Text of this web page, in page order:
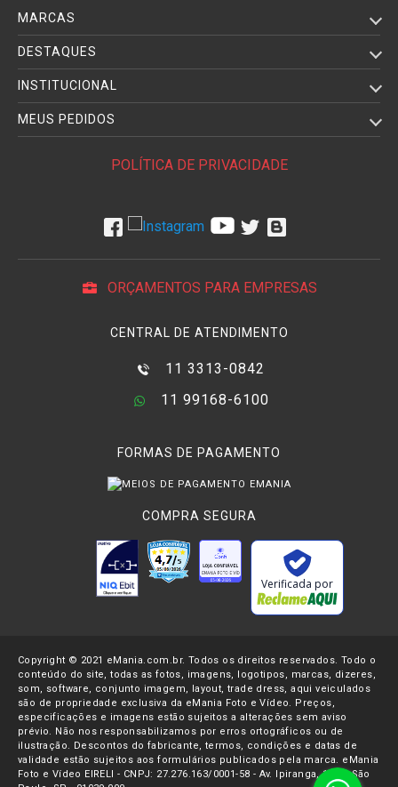
MARCAS
DESTAQUES
INSTITUCIONAL
MEUS PEDIDOS
POLÍTICA DE PRIVACIDADE
ORÇAMENTOS PARA EMPRESAS
CENTRAL DE ATENDIMENTO
11 3313-0842
11 99168-6100
FORMAS DE PAGAMENTO
COMPRA SEGURA
Verificada por
Copyright © 2021 eMania.com.br. Todos os direitos reservados. Todo o
conteúdo do site, todas as fotos, imagens, logotipos, marcas, dizeres,
som, software, conjunto imagem, layout, trade dress, aqui veiculados
são de propriedade exclusiva da eMania Foto e Vídeo. Preços,
especificações e imagens estão sujeitos a alterações sem aviso
prévio. Não nos responsabilizamos por erros ortográficos ou de
ilustração. Descontos do fabricante, termos, condições e datas de
validade estão sujeitos aos formulários publicados pela marca. eMania
Foto e Vídeo EIRELI - CNPJ: 27.276.163/0001-58 - Av. Ipiranga, 1107- São